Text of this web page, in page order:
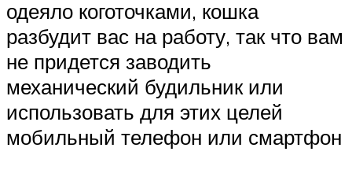
одеяло коготочками, кошка
разбудит вас на работу, так что вам
не придется заводить
механический будильник или
использовать для этих целей
мобильный телефон или смартфон